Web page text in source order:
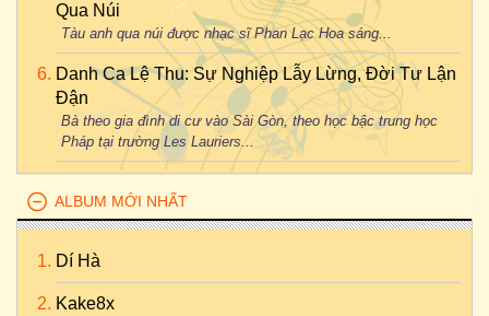
Qua Núi
Tàu anh qua núi được nhạc sĩ Phan Lạc Hoa sáng...
Danh Ca Lệ Thu: Sự Nghiệp Lẫy Lừng, Đời Tư Lận
Đận
Bà theo gia đình di cư vào Sài Gòn, theo học bậc trung học
Pháp tại trường Les Lauriers...
ALBUM MỚI NHẤT
Dí Hà
Kake8x